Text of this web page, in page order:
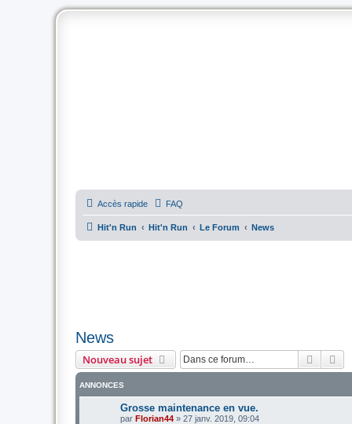
Accès rapide FAQ
Hit'n Run Hit'n Run Le Forum News
News
Nouveau sujet
ANNONCES
Grosse maintenance en vue.
par Florian44 » 27 janv. 2019, 09:04